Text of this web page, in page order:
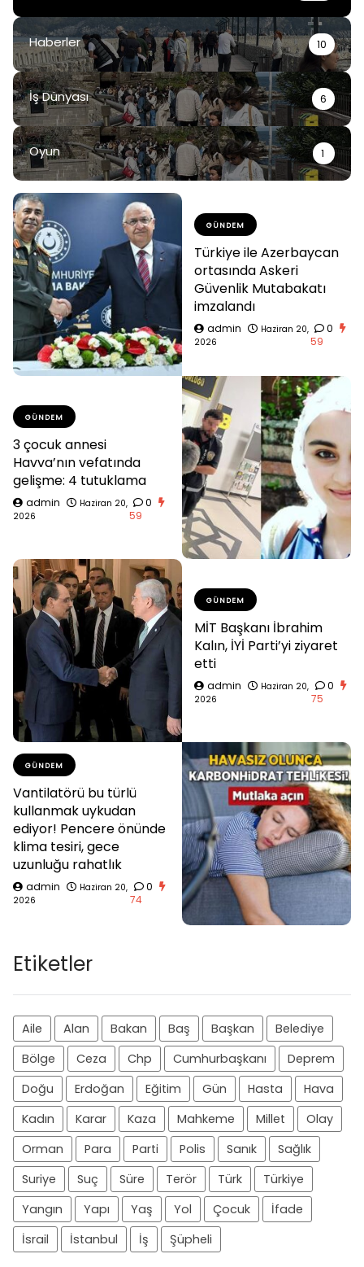
Haberler 10
İş Dünyası 6
Oyun 1
GÜNDEM
Türkiye ile Azerbaycan
ortasında Askeri
Güvenlik Mutabakatı
imzalandı
admin
Haziran 20,
2026
0
59
GÜNDEM
3 çocuk annesi
Havva’nın vefatında
gelişme: 4 tutuklama
admin
Haziran 20,
2026
0
59
GÜNDEM
MİT Başkanı İbrahim
Kalın, İYİ Parti’yi ziyaret
etti
admin
Haziran 20,
2026
0
75
GÜNDEM
Vantilatörü bu türlü
kullanmak uykudan
ediyor! Pencere önünde
klima tesiri, gece
uzunluğu rahatlık
admin
Haziran 20,
2026
0
74
Etiketler
Aile Alan Bakan Baş Başkan
Belediye
Bölge
Ceza Chp Cumhurbaşkanı
Deprem
Doğu
Erdoğan Eğitim Gün Hasta
Hava
Kadın
Karar Kaza Mahkeme Millet
Olay
Orman
Para Parti Polis Sanık
Sağlık
Suriye
Suç Süre Terör Türk
Türkiye
Yangın
Yapı Yaş Yol Çocuk
İfade
İsrail
İstanbul İş Şüpheli